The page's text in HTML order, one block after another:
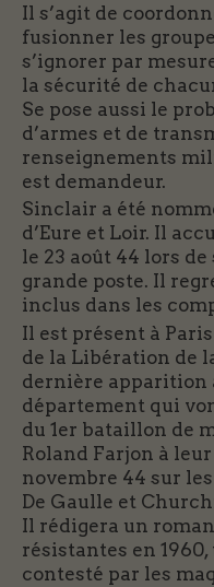
Il s’agit de
fusionner les
s’ignorer par
la sécurité de
Se pose aussi le
d’armes et de
renseignements
est demandeur.
Sinclair a été
d’Eure et Loir. Il
le 23 août 44 lors
grande poste. Il
inclus dans les
Il est présent à
de la Libération de
dernière apparition
département qui
du 1er bataillon de
Roland Farjon à
novembre 44 sur
De Gaulle et
Il rédigera un
résistantes en
contesté par les